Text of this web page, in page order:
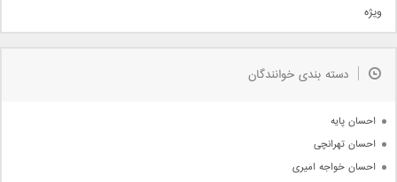
دمو
مذهبی
جدیدترین ها
ویژه
دسته بندی خوانندگان
احسان پایه
احسان تهرانچی
احسان خواجه امیری